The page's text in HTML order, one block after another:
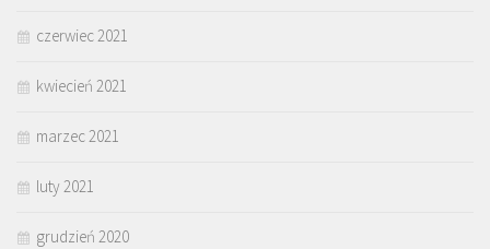
czerwiec 2021
kwiecień 2021
marzec 2021
luty 2021
grudzień 2020